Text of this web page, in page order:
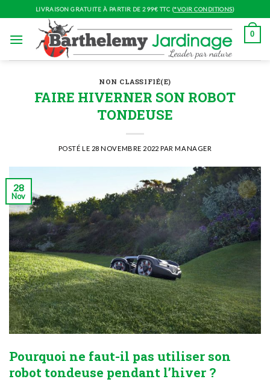
to
LIVRAISON GRATUITE À PARTIR DE 299€ TTC (*VOIR CONDITIONS)
0
NON CLASSIFIÉ(E)
FAIRE HIVERNER SON ROBOT
TONDEUSE
POSTÉ LE 28 NOVEMBRE 2022 PARMANAGER
28
Nov
Pourquoi ne faut-il pas utiliser son
robot tondeuse pendant l’hiver ?